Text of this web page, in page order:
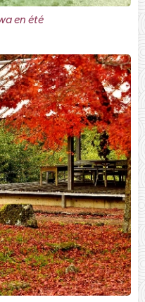
en été